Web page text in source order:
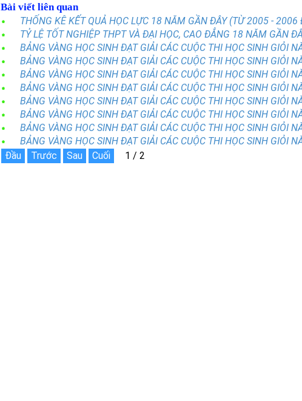
Bài viết liên quan
THỐNG KÊ KẾT QUẢ HỌC LỰC 18 NĂM GẦN ĐÂY (TỪ 2005 -
TỶ LỆ TỐT NGHIỆP THPT VÀ ĐẠI HỌC, CAO ĐẲNG 18 NĂM GẦN
BẢNG VÀNG HỌC SINH ĐẠT GIẢI CÁC CUỘC THI HỌC SINH GIỎI
BẢNG VÀNG HỌC SINH ĐẠT GIẢI CÁC CUỘC THI HỌC SINH GIỎI
BẢNG VÀNG HỌC SINH ĐẠT GIẢI CÁC CUỘC THI HỌC SINH GIỎI
BẢNG VÀNG HỌC SINH ĐẠT GIẢI CÁC CUỘC THI HỌC SINH GIỎI
BẢNG VÀNG HỌC SINH ĐẠT GIẢI CÁC CUỘC THI HỌC SINH GIỎI
BẢNG VÀNG HỌC SINH ĐẠT GIẢI CÁC CUỘC THI HỌC SINH GIỎI
BẢNG VÀNG HỌC SINH ĐẠT GIẢI CÁC CUỘC THI HỌC SINH GIỎI
BẢNG VÀNG HỌC SINH ĐẠT GIẢI CÁC CUỘC THI HỌC SINH GIỎI